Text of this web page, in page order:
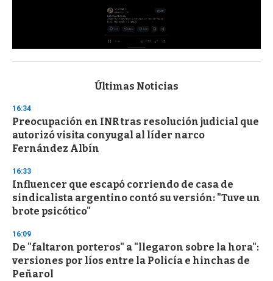
s
d
s
o
f
3
s
e
c
o
n
s
Últimas Noticias
16:34
Preocupación en INR tras resolución judicial que
autorizó visita conyugal al líder narco
Fernández Albín
16:33
Influencer que escapó corriendo de casa de
sindicalista argentino contó su versión: "Tuve un
brote psicótico"
16:09
De "faltaron porteros" a "llegaron sobre la hora":
versiones por líos entre la Policía e hinchas de
Peñarol